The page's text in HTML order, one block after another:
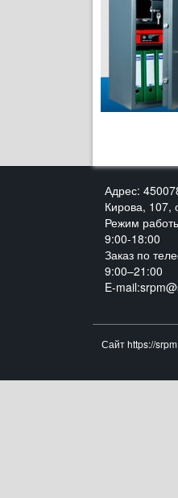
Адрес:
Кирова, 107,
Режим
9:00-18:00
Заказ по
9:00–21:00
E-
Сайт https://